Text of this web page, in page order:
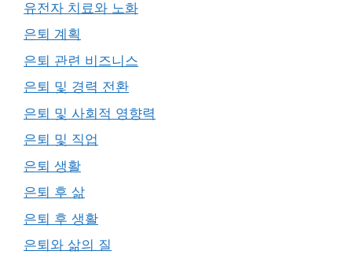
유전자 치료와 노화
은퇴 계획
은퇴 관련 비즈니스
은퇴 및 경력 전환
은퇴 및 사회적 영향력
은퇴 및 직업
은퇴 생활
은퇴 후 삶
은퇴 후 생활
은퇴와 삶의 질